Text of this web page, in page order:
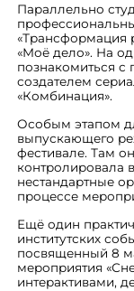
Параллельно
«Трансформация
«Моё дело». На
познакомиться
создателем
«Комбинация».
Особым этапом
выпускающего
фестивале. Там
контролировала
нестандартные
процессе
Ещё один
институтских
посвященный 8
мероприятия
интерактивами,